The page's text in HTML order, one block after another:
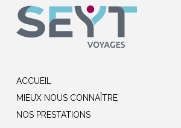
ACCUEIL
MIEUX NOUS CONNAÎTRE
NOS PRESTATIONS